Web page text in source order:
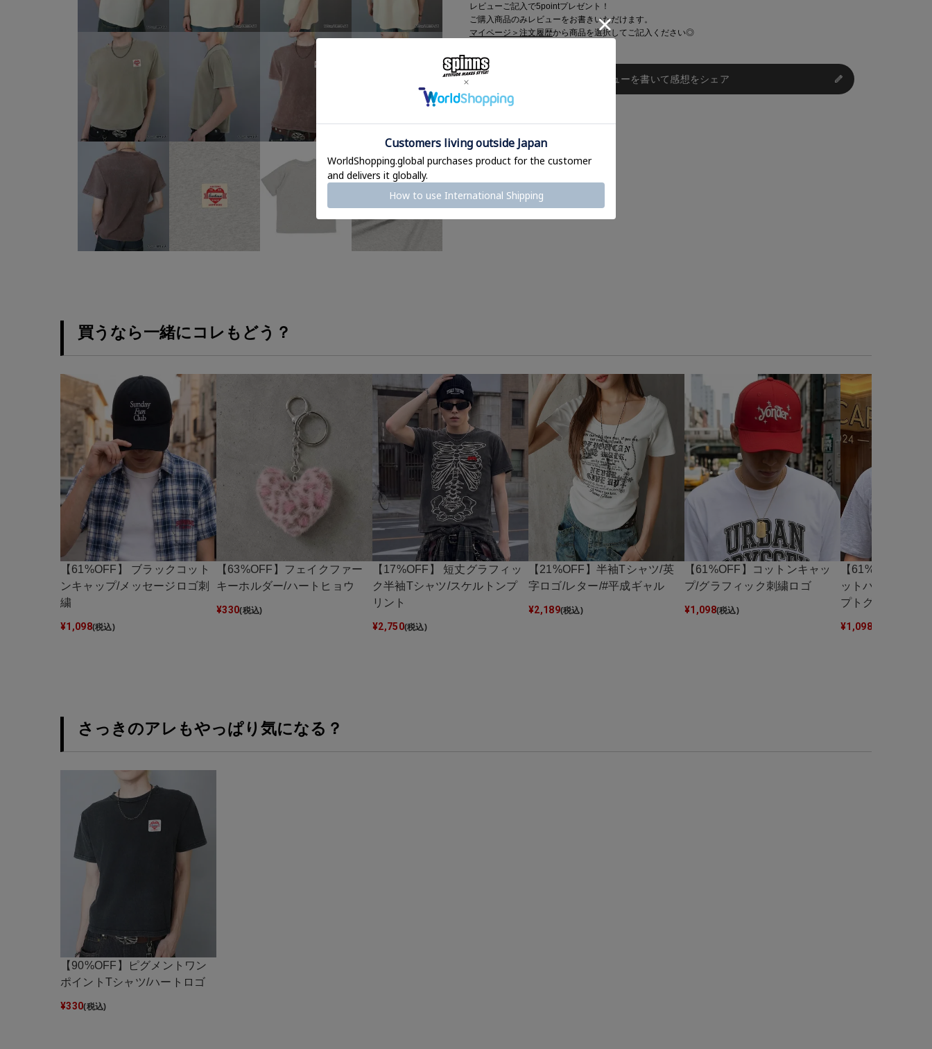
レビューご記入で5pointプレゼント！
ご購入商品のみレビューをお書きいただけます。
マイページ＞注文履歴から商品を選択してご記入ください◎
レビューを書いて感想をシェア
買うなら一緒にコレもどう？
【61%OFF】 ブラックコット
ンキャップ/メッセージロゴ刺
繍
¥1,098(税込)
【63%OFF】フェイクファー
キーホルダー/ハートヒョウ
¥330(税込)
【17%OFF】 短丈グラフィッ
ク半袖Tシャツ/スケルトンプ
リント
¥2,750(税込)
【21%OFF】半袖Tシャツ/英
字ロゴ/レター/#平成ギャル
¥2,189(税込)
【61%OFF】コットンキャッ
プ/グラフィック刺繍ロゴ
¥1,098(税込)
【61%OFF】バ
ットバイザーキ
プトグラフィッ
¥1,098
さっきのアレもやっぱり気になる？
【90%OFF】ピグメントワン
ポイントTシャツ/ハートロゴ
¥330(税込)